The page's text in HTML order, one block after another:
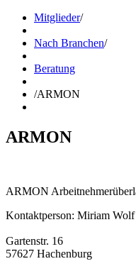
Mitglieder/
Nach Branchen/
Beratung
/ARMON
ARMON
ARMON
Kontaktperson: Miriam Wolf
Gartenstr. 16
57627 Hachenburg